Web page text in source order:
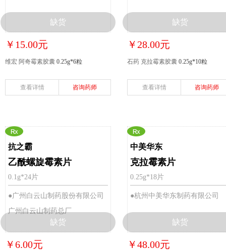
￥15.00元
维宏 阿奇霉素胶囊 0.25g*6粒
缺货
查看详情 咨询药师
￥28.00元
石药 克拉霉素胶囊 0.25g*10粒
缺货
查看详情 咨询药师
抗之霸
乙酰螺旋霉素片
0.1g*24片
●广州白云山制药股份有限公司
广州白云山制药总厂
￥6.00元
缺货
中美华东
克拉霉素片
0.25g*18片
●杭州中美华东制药有限公司
￥48.00元
缺货